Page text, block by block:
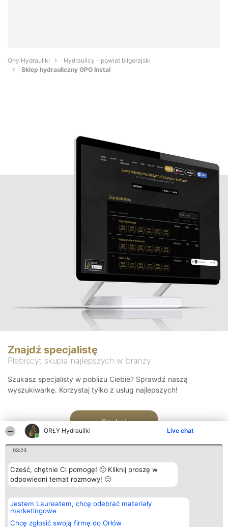
ORŁY Hydrauliki Live chat
03:23
Cześć, chętnie Ci pomogę! 🙂 Kliknij proszę w
odpowiedni temat rozmowy! 🙂
Jestem Laureatem, chcę odebrać materiały
marketingowe
Chcę zgłosić swoją firmę do Orłów
Orły Hydrauliki
Hydraulicy - powiat biłgorajski
Sklep hydrauliczny GPO Instal
Znajdź specjalistę
Plebiscyt skupia najlepszych w branży
Szukasz specjalisty w pobliżu Ciebie? Sprawdź naszą
wyszukiwarkę. Korzystaj tylko z usług najlepszych!
Szukaj
Organizator plebiscytu
Bright Side Solutions sp. z o.
o. sp. k.
ul. Ruska 22
Plebiscyt
Laureaci
wszystkich
Kontakt
Kontakt